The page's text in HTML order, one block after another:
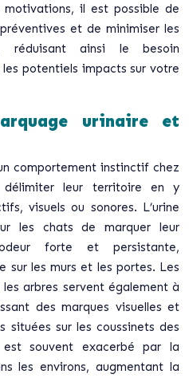
il est possible de
et de minimiser les
réduisant ainsi le besoin
potentiels impacts sur votre
urinaire et
comportement instinctif chez
leur territoire en y
visuels ou sonores. L’urine
les chats de marquer leur
forte et persistante,
sur les murs et les portes. Les
arbres servent également à
des marques visuelles et
situées sur les coussinets des
souvent exacerbé par la
les environs, augmentant la